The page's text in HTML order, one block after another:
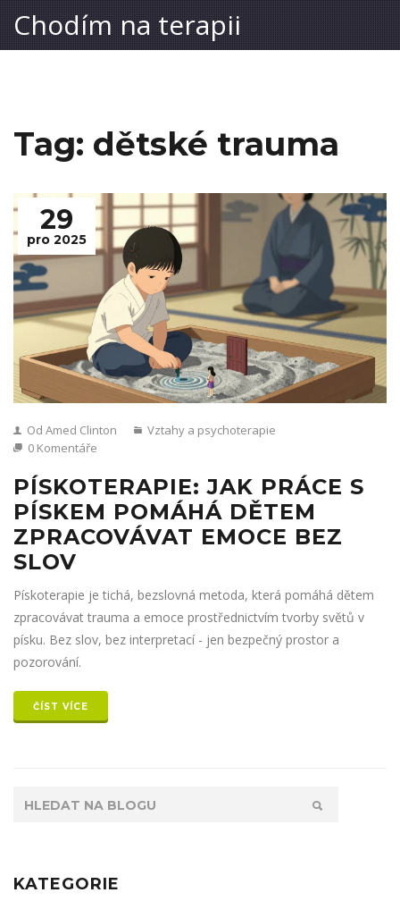
Chodím na terapii
Tag: dětské trauma
29
pro 2025
Od Amed Clinton
Vztahy a psychoterapie
0 Komentáře
PÍSKOTERAPIE: JAK PRÁCE S
PÍSKEM POMÁHÁ DĚTEM
ZPRACOVÁVAT EMOCE BEZ
SLOV
Pískoterapie je tichá, bezslovná metoda, která pomáhá dětem
zpracovávat trauma a emoce prostřednictvím tvorby světů v
písku. Bez slov, bez interpretací - jen bezpečný prostor a
pozorování.
ČÍST VÍCE
KATEGORIE